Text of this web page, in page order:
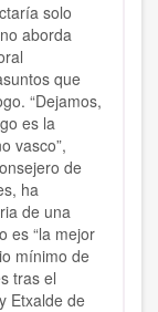
solo
aborda
que
. “Dejamos,
es la
vasco”,
de
ha
de una
es “la mejor
mínimo de
tras el
Etxalde de